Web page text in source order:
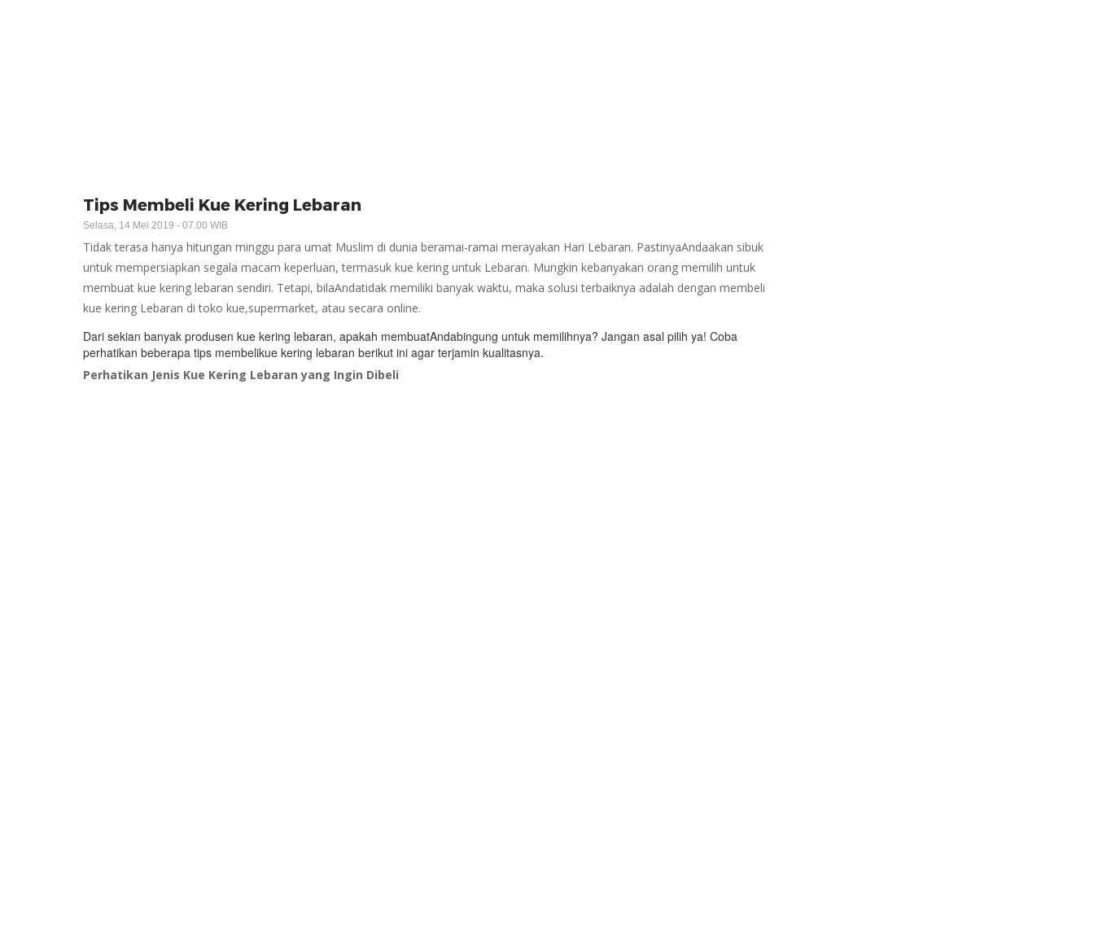
Tips Membeli Kue Kering Lebaran
Selasa, 14 Mei 2019 - 07.00 WIB
Tidak terasa hanya hitungan minggu para umat Muslim di dunia beramai-ramai merayakan Hari Lebaran. PastinyaAndaakan sibuk
untuk mempersiapkan segala macam keperluan, termasuk kue kering untuk Lebaran. Mungkin kebanyakan orang memilih untuk
membuat kue kering lebaran sendiri. Tetapi, bilaAndatidak memiliki banyak waktu, maka solusi terbaiknya adalah dengan membeli
kue kering Lebaran di toko kue,supermarket, atau secara online.
Dari sekian banyak produsen kue kering lebaran, apakah membuatAndabingung untuk memilihnya? Jangan asal pilih ya! Coba
perhatikan beberapa tips membelikue kering lebaran berikut ini agar terjamin kualitasnya.
Perhatikan Jenis Kue Kering Lebaran yang Ingin Dibeli